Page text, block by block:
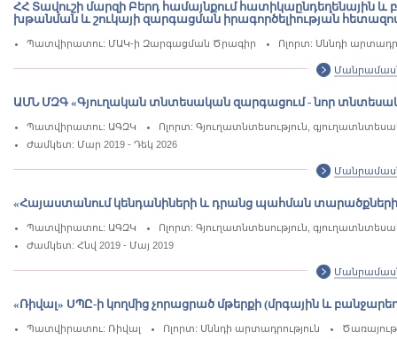
ՀՀ Տավուշի մարզի Բերդ համայնքում
խթանման և շուկայի զարգացման իրագործելիության
Պատվիրատու: ՄԱԿ-ի Զարգացման Ծրագիր Ոլորտ: Սննդի
ԱՄՆ ՄԶԳ «Գյուղական տնտեսական զարգացում - նոր
Պատվիրատու: ԱԳԶԿ
Ոլորտ: Գյուղատնտեսություն,
Ժամկետ: Մար 2019 - Դեկ 2026
«Հայաստանում կենդանիների և դրանց պահման
Պատվիրատու: ԱԳԶԿ
Ոլորտ: Գյուղատնտեսություն,
Ժամկետ: Հնվ 2019 - Մայ 2019
«Ռիվալ» ՍՊԸ-ի կողմից չորացրած մթերքի (մրգային և
Պատվիրատու: Ռիվալ Ոլորտ: Սննդի արտադրություն